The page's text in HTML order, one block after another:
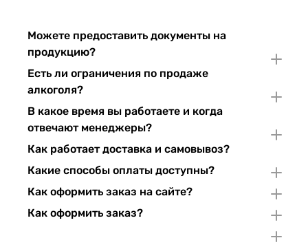
Можете предоставить документы на
продукцию?
Есть ли ограничения по продаже
алкоголя?
В какое время вы работаете и когда
отвечают менеджеры?
Как работает доставка и самовывоз?
Какие способы оплаты доступны?
Как оформить заказ на сайте?
Как оформить заказ?